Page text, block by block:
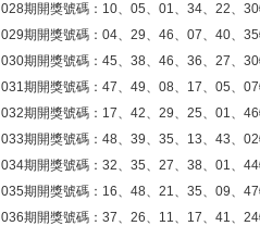
028期開獎號碼：10、05、01、34、22、
029期開獎號碼：04、29、46、07、40、
030期開獎號碼：45、38、46、36、27、
031期開獎號碼：47、49、08、17、05、
032期開獎號碼：17、42、29、25、01、
033期開獎號碼：48、39、35、13、43、
034期開獎號碼：32、35、27、38、01、
035期開獎號碼：16、48、21、35、09、
036期開獎號碼：37、26、11、17、41、